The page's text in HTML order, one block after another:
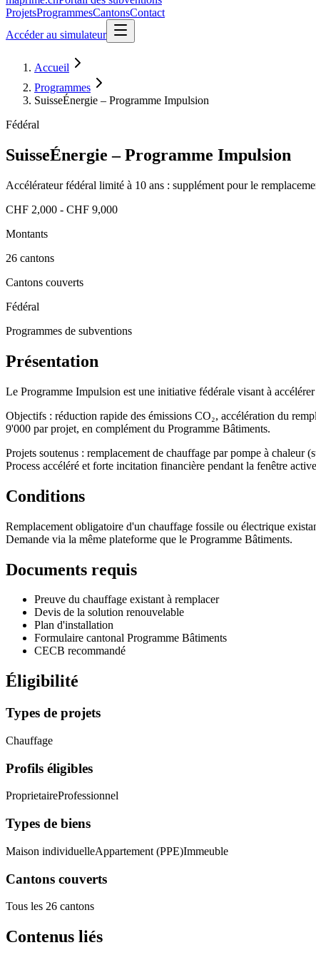
ProjetsProgrammesCantonsContact
Accéder au simulateur
Accueil
Programmes
SuisseÉnergie – Programme Impulsion
Fédéral
SuisseÉnergie – Programme Impulsion
Accélérateur fédéral limité à 10 ans : supplément pour le
CHF 2,000 - CHF 9,000
Montants
26 cantons
Cantons couverts
Fédéral
Programmes de subventions
Présentation
Le Programme Impulsion est une initiative fédérale visant à
Objectifs : réduction rapide des émissions CO₂, accélération du
9'000 par projet, en complément du Programme Bâtiments.
Projets soutenus : remplacement de chauffage par pompe à
Process accéléré et forte incitation financière pendant la fenêtre
Conditions
Remplacement obligatoire d'un chauffage fossile ou électrique
Demande via la même plateforme que le Programme Bâtiments.
Documents requis
Preuve du chauffage existant à remplacer
Devis de la solution renouvelable
Plan d'installation
Formulaire cantonal Programme Bâtiments
CECB recommandé
Éligibilité
Types de projets
Chauffage
Profils éligibles
ProprietaireProfessionnel
Types de biens
Maison individuelleAppartement (PPE)Immeuble
Cantons couverts
Tous les 26 cantons
Contenus liés